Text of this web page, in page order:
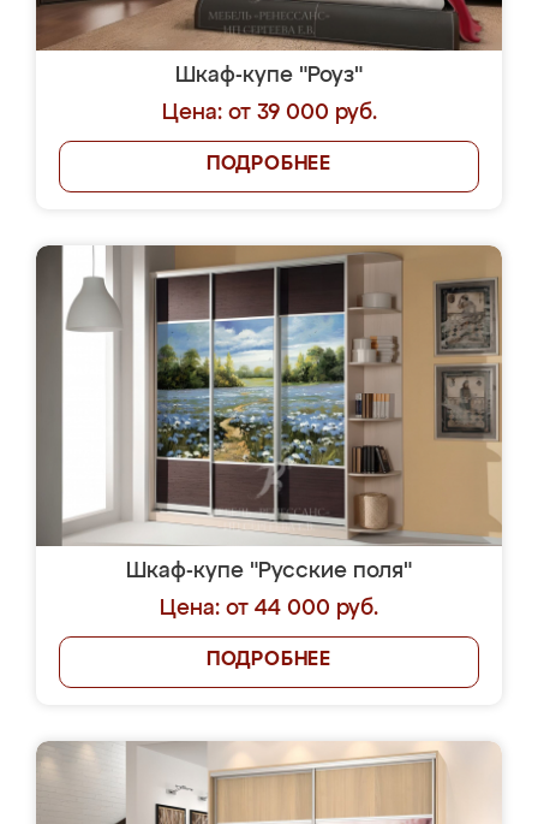
Шкаф-купе "Роуз"
Цена: от 39 000 руб.
ПОДРОБНЕЕ
Шкаф-купе "Русские поля"
Цена: от 44 000 руб.
ПОДРОБНЕЕ